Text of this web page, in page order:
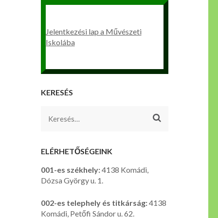
Jelentkezési lap a Művészeti
Iskolába
KERESÉS
Keresés:
ELÉRHETŐSÉGEINK
001-es székhely:4138 Komádi,
Dózsa György u. 1.
002-es telephely és titkárság:4138
Komádi, Petőfi Sándor u. 62.